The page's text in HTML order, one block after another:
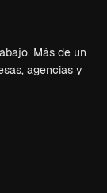
Más de un
agencias y